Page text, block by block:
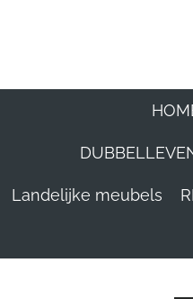
hoofdinhoud
Landelijke meubels